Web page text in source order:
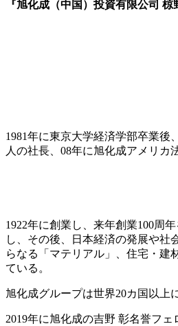
『旭化成（中国）投資有限公司
1981年に東京大学経済学部卒業
人の社長、08年に旭化成アメリカ
1922年に創業し、来年創業100周
し、その後、日本経済の発展や社
らなる「マテリアル」、住宅・建
ている。
旭化成グループは世界20カ国以上
2019年に旭化成の吉野 彰名誉フ